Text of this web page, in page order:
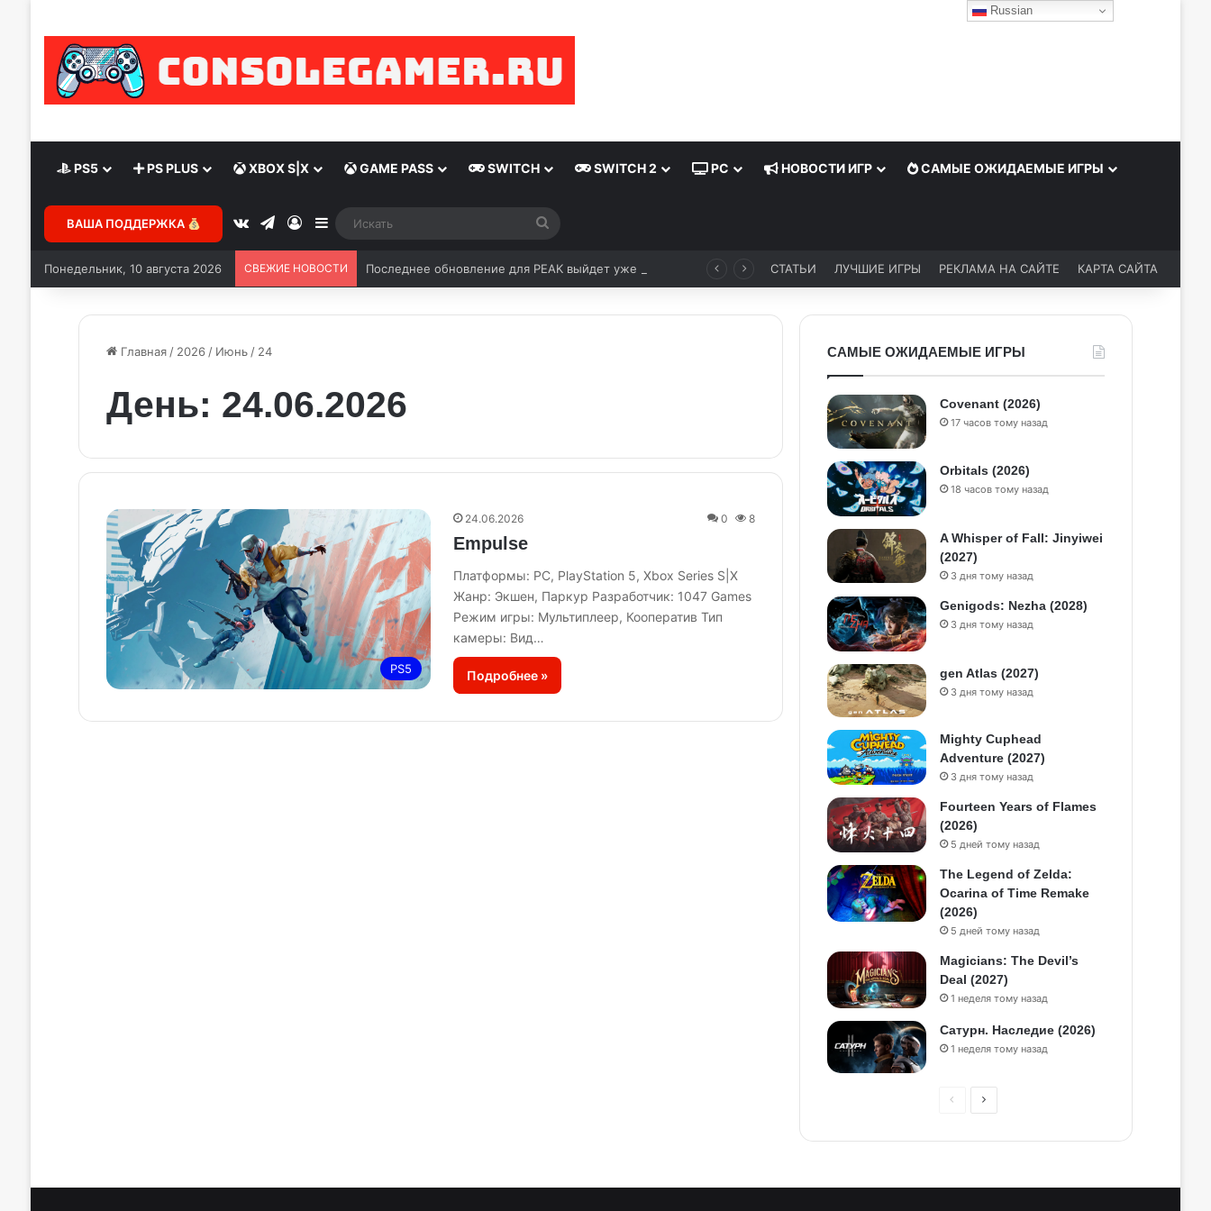
PS5 PS PLUS XBOX S|X GAME PASS SWITCH SWITCH 2 PC НОВОСТИ ИГР САМЫЕ ОЖИДАЕМЫЕ ИГРЫ
ВАША ПОДДЕРЖКА vk.comTelegram
ВойтиSidebar
Понедельник, 10 августа 2026 СВЕЖИЕ НОВОСТИ Последнее обновление для PEAK выйдет уже 11 августа СТАТЬИ ЛУЧШИЕ ИГРЫ РЕКЛАМА НА САЙТЕ КАРТА САЙТА
Главная / 2026 / Июнь / 24
День: 24.06.2026
PS5
24.06.2026 0 8
Empulse
Платформы: PC, PlayStation 5, Xbox Series S|X
Жанр: Экшен, Паркур Разработчик: 1047 Games
Режим игры: Мультиплеер, Кооператив Тип
камеры: Вид…
Подробнее »
САМЫЕ ОЖИДАЕМЫЕ ИГРЫ
Covenant (2026)
17 часов тому назад
Orbitals (2026)
18 часов тому назад
A Whisper of Fall: Jinyiwei
(2027)
3 дня тому назад
Genigods: Nezha (2028)
3 дня тому назад
gen Atlas (2027)
3 дня тому назад
Mighty Cuphead
Adventure (2027)
3 дня тому назад
Fourteen Years of Flames
(2026)
5 дней тому назад
The Legend of Zelda:
Ocarina of Time Remake
(2026)
5 дней тому назад
Magicians: The Devil’s
Deal (2027)
1 неделя тому назад
Сатурн. Наследие (2026)
1 неделя тому назад
С
Russian